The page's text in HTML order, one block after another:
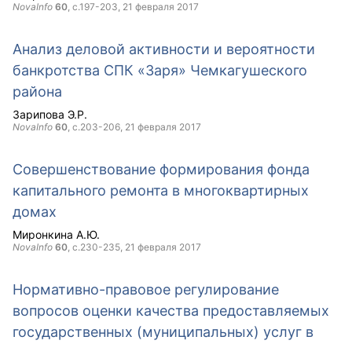
NovaInfo 60, с.197-203, 21 февраля 2017
Анализ деловой активности и вероятности
банкротства СПК «Заря» Чемкагушеского
района
Зарипова Э.Р.
NovaInfo 60, с.203-206, 21 февраля 2017
Совершенствование формирования фонда
капитального ремонта в многоквартирных
домах
Миронкина А.Ю.
NovaInfo 60, с.230-235, 21 февраля 2017
Нормативно-правовое регулирование
вопросов оценки качества предоставляемых
государственных (муниципальных) услуг в